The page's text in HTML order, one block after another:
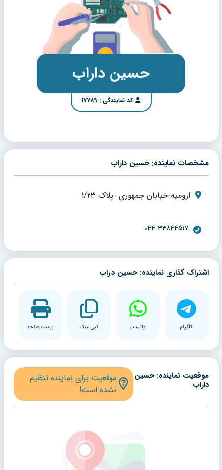
حسین داراب
کد نمایندگی : 17789
مشخصات نماینده: حسین داراب
ارومیه-خیابان جمهوری -پلاک 1/23
044-33844517
اشتراک گذاری نماینده: حسین داراب
تلگرام واتساپ کپی لینک پرینت صفحه
موقعیت نماینده: حسین
داراب
موقعیت برای نماینده تنظیم
نشده است!